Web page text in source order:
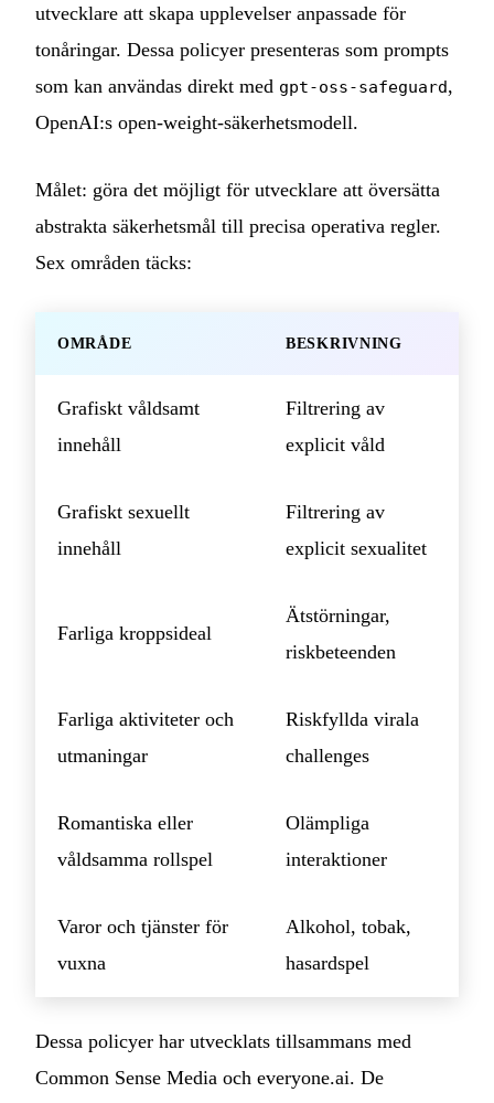
utvecklare att skapa upplevelser anpassade för
tonåringar. Dessa policyer presenteras som prompts
som kan användas direkt med gpt-oss-safeguard,
OpenAI:s open-weight-säkerhetsmodell.
Målet: göra det möjligt för utvecklare att översätta
abstrakta säkerhetsmål till precisa operativa regler.
Sex områden täcks:
OMRÅDE BESKRIVNING
Grafiskt våldsamt
innehåll
Filtrering av
explicit våld
Grafiskt sexuellt
innehåll
Filtrering av
explicit sexualitet
Farliga kroppsideal
Ätstörningar,
riskbeteenden
Farliga aktiviteter och
utmaningar
Riskfyllda virala
challenges
Romantiska eller
våldsamma rollspel
Olämpliga
interaktioner
Varor och tjänster för
vuxna
Alkohol, tobak,
hasardspel
Dessa policyer har utvecklats tillsammans med
Common Sense Media och everyone.ai. De